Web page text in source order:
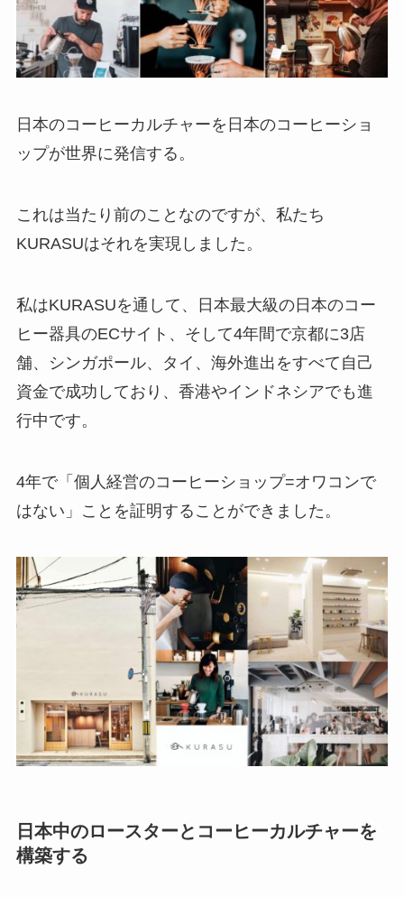
日本のコーヒーカルチャーを日本のコーヒーショ
ップが世界に発信する。
これは当たり前のことなのですが、私たち
KURASUはそれを実現しました。
私はKURASUを通して、日本最大級の日本のコー
ヒー器具のECサイト、そして4年間で京都に3店
舗、シンガポール、タイ、海外進出をすべて自己
資金で成功しており、香港やインドネシアでも進
行中です。
4年で「個人経営のコーヒーショップ=オワコンで
はない」ことを証明することができました。
日本中のロースターとコーヒーカルチャーを
構築する